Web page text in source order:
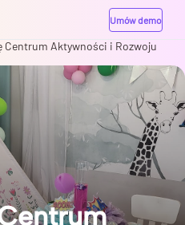
Umów demo
Centrum Aktywności i Rozwoju